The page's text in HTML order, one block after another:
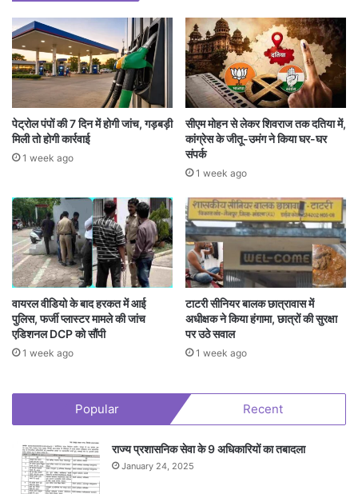
पेट्रोल पंपों की 7 दिन में होगी जांच, गड़बड़ी
मिली तो होगी कार्रवाई
1 week ago
सीएम मोहन से लेकर शिवराज तक दतिया में,
कांग्रेस के जीतू-उमंग ने किया घर-घर
संपर्क
1 week ago
वायरल वीडियो के बाद हरकत में आई
पुलिस, फर्जी प्लास्टर मामले की जांच
एडिशनल DCP को सौंपी
1 week ago
टाटरी सीनियर बालक छात्रावास में
अधीक्षक ने किया हंगामा, छात्रों की सुरक्षा
पर उठे सवाल
1 week ago
Popular Recent
राज्य प्रशासनिक सेवा के 9 अधिकारियों का तबादला
January 24, 2025